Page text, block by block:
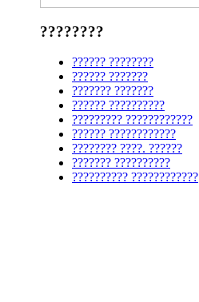
????????
?????? ????????
?????? ???????
??????? ???????
?????? ??????????
????????? ????????????
?????? ????????????
???????? ????. ??????
??????? ??????????
?????????? ????????????